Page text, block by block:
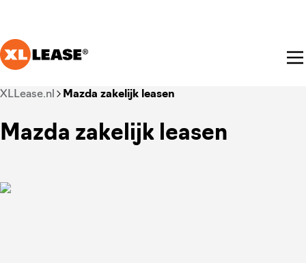
Je bent nu voorbij het hoofdmenu
XLLease.nl Mazda zakelijk leasen
Mazda zakelijk leasen